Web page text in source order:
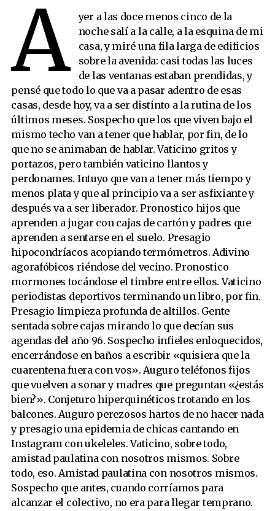
Teníamos un juguete
La mierda, minuto a minuto
La batalla del movimiento
Julieta me ganó seis libros
Los jefes y los empleados
La hermana histérica
A
yer a las doce menos cinco de la
noche salí a la calle, a la esquina de mi
casa, y miré una fila larga de edificios
sobre la avenida: casi todas las luces
de las ventanas estaban prendidas, y
pensé que todo lo que va a pasar adentro de esas
casas, desde hoy, va a ser distinto a la rutina de los
últimos meses. Sospecho que los que viven bajo el
mismo techo van a tener que hablar, por fin, de lo
que no se animaban de hablar. Vaticino gritos y
portazos, pero también vaticino llantos y
perdonames. Intuyo que van a tener más tiempo y
menos plata y que al principio va a ser asfixiante y
después va a ser liberador. Pronostico hijos que
aprenden a jugar con cajas de cartón y padres que
aprenden a sentarse en el suelo. Presagio
hipocondríacos acopiando termómetros. Adivino
agorafóbicos riéndose del vecino. Pronostico
mormones tocándose el timbre entre ellos. Vaticino
periodistas deportivos terminando un libro, por fin.
Presagio limpieza profunda de altillos. Gente
sentada sobre cajas mirando lo que decían sus
agendas del año 96. Sospecho infieles enloquecidos,
encerrándose en baños a escribir «quisiera que la
cuarentena fuera con vos». Auguro teléfonos fijos
que vuelven a sonar y madres que preguntan «¿estás
bien?». Conjeturo hiperquinéticos trotando en los
balcones. Auguro perezosos hartos de no hacer nada
y presagio una epidemia de chicas cantando en
Instagram con ukeleles. Vaticino, sobre todo,
amistad paulatina con nosotros mismos. Sobre
todo, eso. Amistad paulatina con nosotros mismos.
Sospecho que antes, cuando corríamos para
alcanzar el colectivo, no era para llegar temprano.